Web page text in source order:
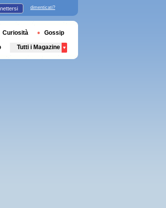
dimenticati?
Curiosità Gossip
Tutti i Magazine